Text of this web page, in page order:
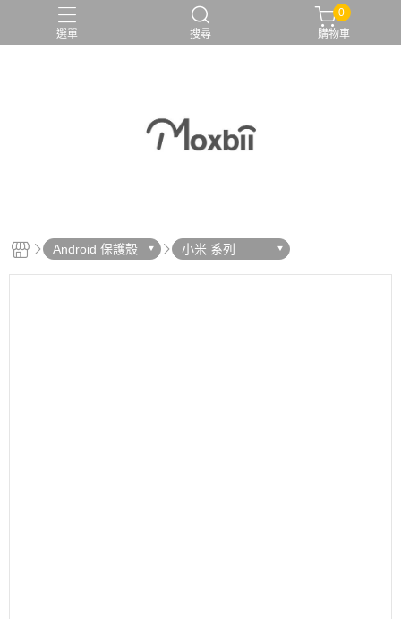
選單 搜尋
0
購物車
Android 保護殼 小米 系列